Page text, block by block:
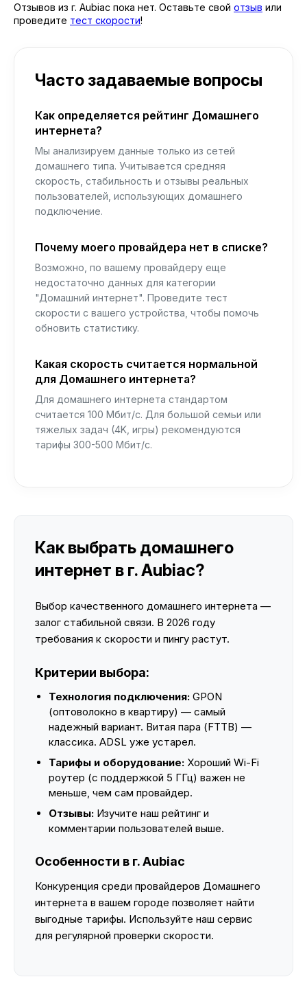
Отзывов из г. Aubiac пока нет. Оставьте свой отзыв или
проведите тест скорости!
Часто задаваемые вопросы
Как определяется рейтинг Домашнего
интернета?
Мы анализируем данные только из сетей
домашнего типа. Учитывается средняя
скорость, стабильность и отзывы реальных
пользователей, использующих домашнего
подключение.
Почему моего провайдера нет в списке?
Возможно, по вашему провайдеру еще
недостаточно данных для категории
"Домашний интернет". Проведите тест
скорости с вашего устройства, чтобы помочь
обновить статистику.
Какая скорость считается нормальной
для Домашнего интернета?
Для домашнего интернета стандартом
считается 100 Мбит/с. Для большой семьи или
тяжелых задач (4K, игры) рекомендуются
тарифы 300-500 Мбит/с.
Как выбрать домашнего
интернет в г. Aubiac?
Выбор качественного домашнего интернета —
залог стабильной связи. В 2026 году
требования к скорости и пингу растут.
Критерии выбора:
Технология подключения: GPON
(оптоволокно в квартиру) — самый
надежный вариант. Витая пара (FTTB) —
классика. ADSL уже устарел.
Тарифы и оборудование: Хороший Wi-Fi
роутер (с поддержкой 5 ГГц) важен не
меньше, чем сам провайдер.
Отзывы: Изучите наш рейтинг и
комментарии пользователей выше.
Особенности в г. Aubiac
Конкуренция среди провайдеров Домашнего
интернета в вашем городе позволяет найти
выгодные тарифы. Используйте наш сервис
для регулярной проверки скорости.